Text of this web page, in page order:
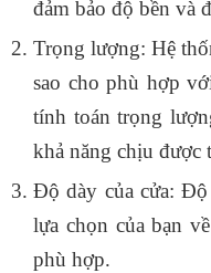
đảm bảo độ bền và
Trọng lượng: Hệ
sao cho phù hợp
tính toán trọng
khả năng chịu được
Độ dày của cửa: Độ
lựa chọn của bạn
phù hợp.